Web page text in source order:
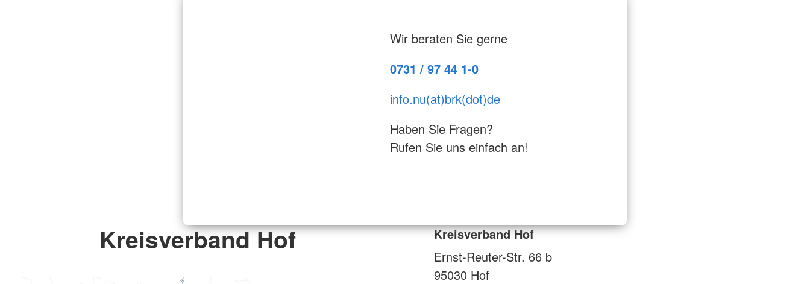
Wir beraten Sie gerne
0731 / 97 44 1-0
info.nu(at)brk(dot)de
Haben Sie Fragen?
Rufen Sie uns einfach an!
Kreisverband Hof
Kreisverband Hof
Ernst-Reuter-Str. 66 b
95030 Hof